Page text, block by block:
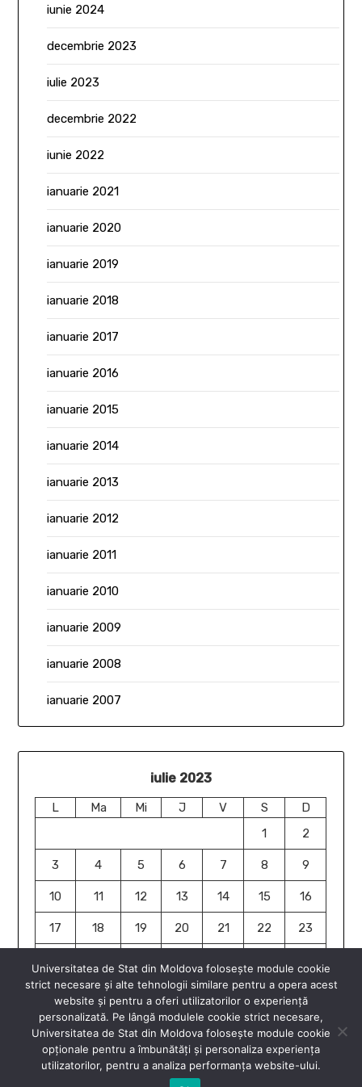
iunie 2024
decembrie 2023
iulie 2023
decembrie 2022
iunie 2022
ianuarie 2021
ianuarie 2020
ianuarie 2019
ianuarie 2018
ianuarie 2017
ianuarie 2016
ianuarie 2015
ianuarie 2014
ianuarie 2013
ianuarie 2012
ianuarie 2011
ianuarie 2010
ianuarie 2009
ianuarie 2008
ianuarie 2007
iulie 2023
L Ma Mi J V S
D
1
2
3 4 5 6 7 8 9
10 11 12 13 14 15 16
17 18 19 20 21 22 23
31
« dec.
dec. »
Universitatea de Stat din Moldova folosește module cookie
strict necesare și alte tehnologii similare pentru a opera acest
website și pentru a oferi utilizatorilor o experiență
personalizată. Pe lângă modulele cookie strict necesare,
Universitatea de Stat din Moldova folosește module cookie
opționale pentru a îmbunătăți și personaliza experiența
utilizatorilor, pentru a analiza performanța website-ului.